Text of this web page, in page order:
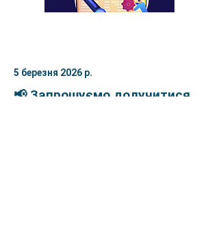
5 березня 2026 р.
📢 Запрошуємо долучитися